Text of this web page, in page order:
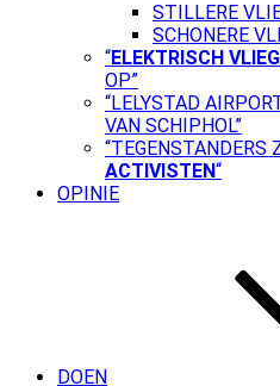
STILLERE
SCHONERE
“ELEKTRISCH
OP”
“LELYSTAD
VAN SCHIPHOL”
“TEGENSTANDERS
ACTIVISTEN“
OPINIE
DOEN